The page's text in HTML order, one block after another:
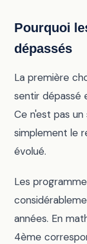
Pourquoi
dépassés
La première
sentir dépassé
Ce n'est pas
simplement le
évolué.
Les
années. En
4ème